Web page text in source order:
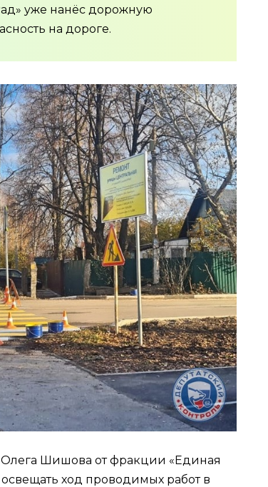
уже нанёс дорожную
на дороге.
Шишова от фракции «Единая
ход проводимых работ в